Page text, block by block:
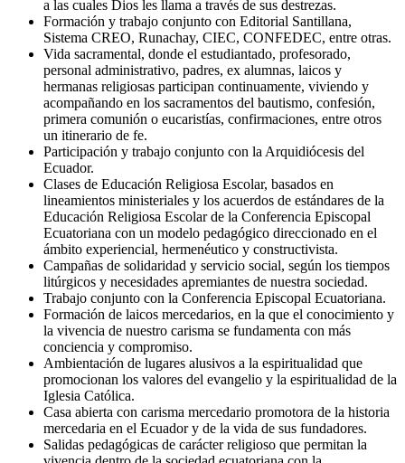
a las cuales Dios les llama a través de sus destrezas.
Formación y trabajo conjunto con Editorial Santillana,
Sistema CREO, Runachay, CIEC, CONFEDEC, entre otras.
Vida sacramental, donde el estudiantado, profesorado,
personal administrativo, padres, ex alumnas, laicos y
hermanas religiosas participan continuamente, viviendo y
acompañando en los sacramentos del bautismo, confesión,
primera comunión o eucaristías, confirmaciones, entre otros
un itinerario de fe.
Participación y trabajo conjunto con la Arquidiócesis del
Ecuador.
Clases de Educación Religiosa Escolar, basados en
lineamientos ministeriales y los acuerdos de estándares de la
Educación Religiosa Escolar de la Conferencia Episcopal
Ecuatoriana con un modelo pedagógico direccionado en el
ámbito experiencial, hermenéutico y constructivista.
Campañas de solidaridad y servicio social, según los tiempos
litúrgicos y necesidades apremiantes de nuestra sociedad.
Trabajo conjunto con la Conferencia Episcopal Ecuatoriana.
Formación de laicos mercedarios, en la que el conocimiento y
la vivencia de nuestro carisma se fundamenta con más
conciencia y compromiso.
Ambientación de lugares alusivos a la espiritualidad que
promocionan los valores del evangelio y la espiritualidad de la
Iglesia Católica.
Casa abierta con carisma mercedario promotora de la historia
mercedaria en el Ecuador y de la vida de sus fundadores.
Salidas pedagógicas de carácter religioso que permitan la